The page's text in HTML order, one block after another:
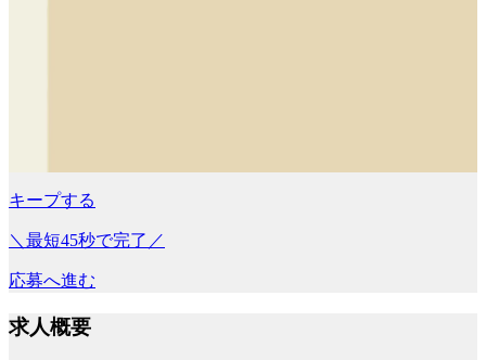
キープする
＼最短45秒で完了／
応募へ進む
求人概要